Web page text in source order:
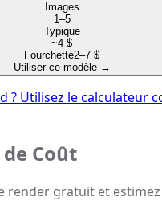
Images
1–5
Typique
~4 $
Fourchette2–7 $
Utiliser ce modèle →
? Utilisez le calculateur
Coût
render gratuit et